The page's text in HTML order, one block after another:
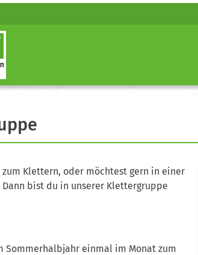
zum Klettern, oder möchtest gern in einer
bist du in unserer Klettergruppe
Sommerhalbjahr einmal im Monat zum